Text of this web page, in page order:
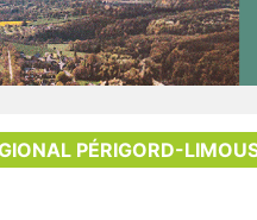
PÉRIGORD-